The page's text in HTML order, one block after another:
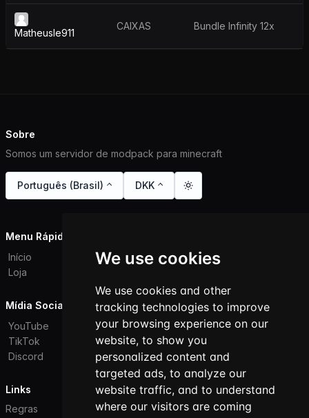
We use cookies
We use cookies and other
tracking technologies to improve
your browsing experience on our
website, to show you
personalized content and
targeted ads, to analyze our
website traffic, and to understand
where our visitors are coming
Matheusle911
CAIXAS Bundle Infinity 12x
Sobre
Somos um servidor de modpack para minecraft
Português (Brasil) DKK
Menu Rápido
Início
Loja
Mídia Social
YouTube
TikTok
Discord
Links
Regras